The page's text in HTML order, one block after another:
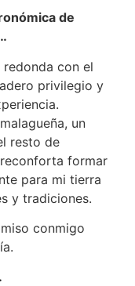
de
con el
privilegio y
un
resto de
formar
para mi tierra
y tradiciones.
conmigo